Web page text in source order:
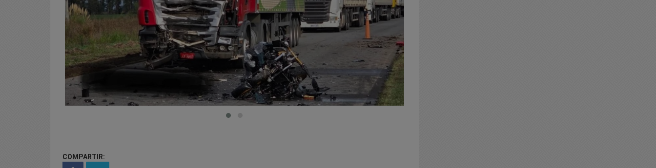
COMPARTIR: